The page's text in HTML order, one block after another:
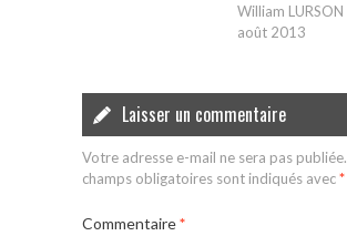
William LURSON
août 2013
Laisser un commentaire
Votre adresse e-mail ne sera pas publiée.
champs obligatoires sont indiqués avec*
Commentaire*